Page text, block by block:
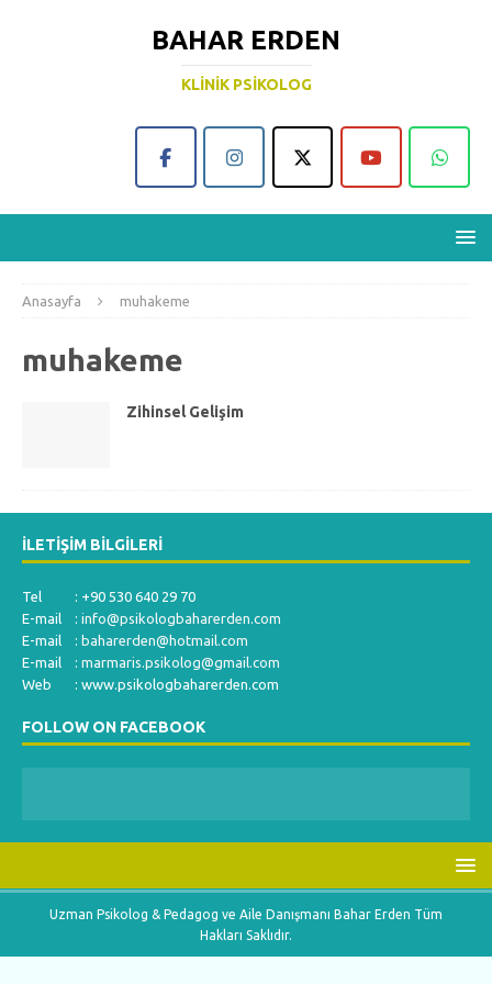
BAHAR ERDEN
KLINIK PSIKOLOG
Anasayfa muhakeme
muhakeme
Zihinsel Gelişim
İLETIŞIM BILGILERI
Tel : +90 530 640 29 70
E-mail : info@psikologbaharerden.com
E-mail : baharerden@hotmail.com
E-mail : marmaris.psikolog@gmail.com
Web : www.psikologbaharerden.com
FOLLOW ON FACEBOOK
Uzman Psikolog & Pedagog ve Aile Danışmanı Bahar Erden Tüm
Hakları Saklıdır.